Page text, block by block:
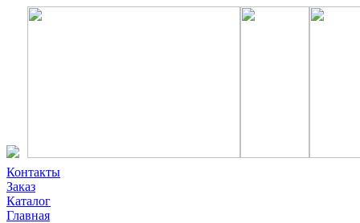
Контакты
Заказ
Каталог
Главная